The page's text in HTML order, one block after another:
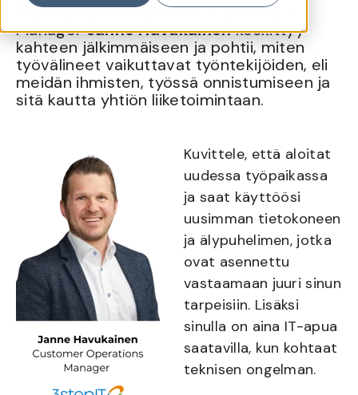
Tässä blogissa Customer Operations
ManagerJanne Havukainenkeskittyy
kahteen jälkimmäiseen ja pohtii, miten
työvälineet vaikuttavat työntekijöiden, eli
meidän ihmisten, työssä onnistumiseen ja
sitä kautta yhtiön liiketoimintaan.
Kuvittele, että aloitat
uudessa työpaikassa
ja saat käyttöösi
uusimman tietokoneen
ja älypuhelimen, jotka
ovat asennettu
vastaamaan juuri sinun
tarpeisiin. Lisäksi
sinulla on aina IT-apua
saatavilla, kun kohtaat
teknisen ongelman.